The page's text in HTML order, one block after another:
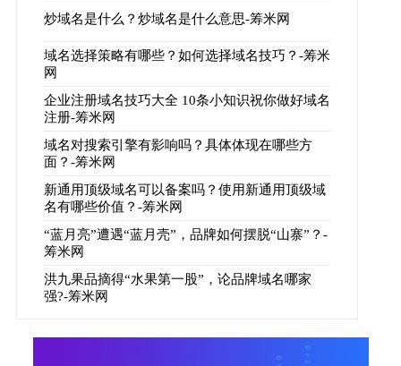
炒域名是什么？炒域名是什么意思-筹米网
域名选择策略有哪些？如何选择域名技巧？-筹米
网
企业注册域名技巧大全 10条小知识祝你做好域名
注册-筹米网
域名对搜索引擎有影响吗？具体体现在哪些方
面？-筹米网
新通用顶级域名可以备案吗？使用新通用顶级域
名有哪些价值？-筹米网
“蓝月亮”遭遇“蓝月壳”，品牌如何摆脱“山寨”？-
筹米网
洪九果品摘得“水果第一股”，论品牌域名哪家
强?-筹米网